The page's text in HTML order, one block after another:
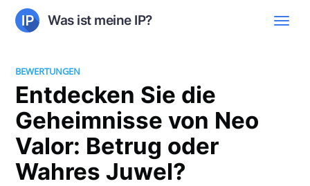
Was ist meine IP?
BEWERTUNGEN
Entdecken Sie die
Geheimnisse von Neo
Valor: Betrug oder
Wahres Juwel?